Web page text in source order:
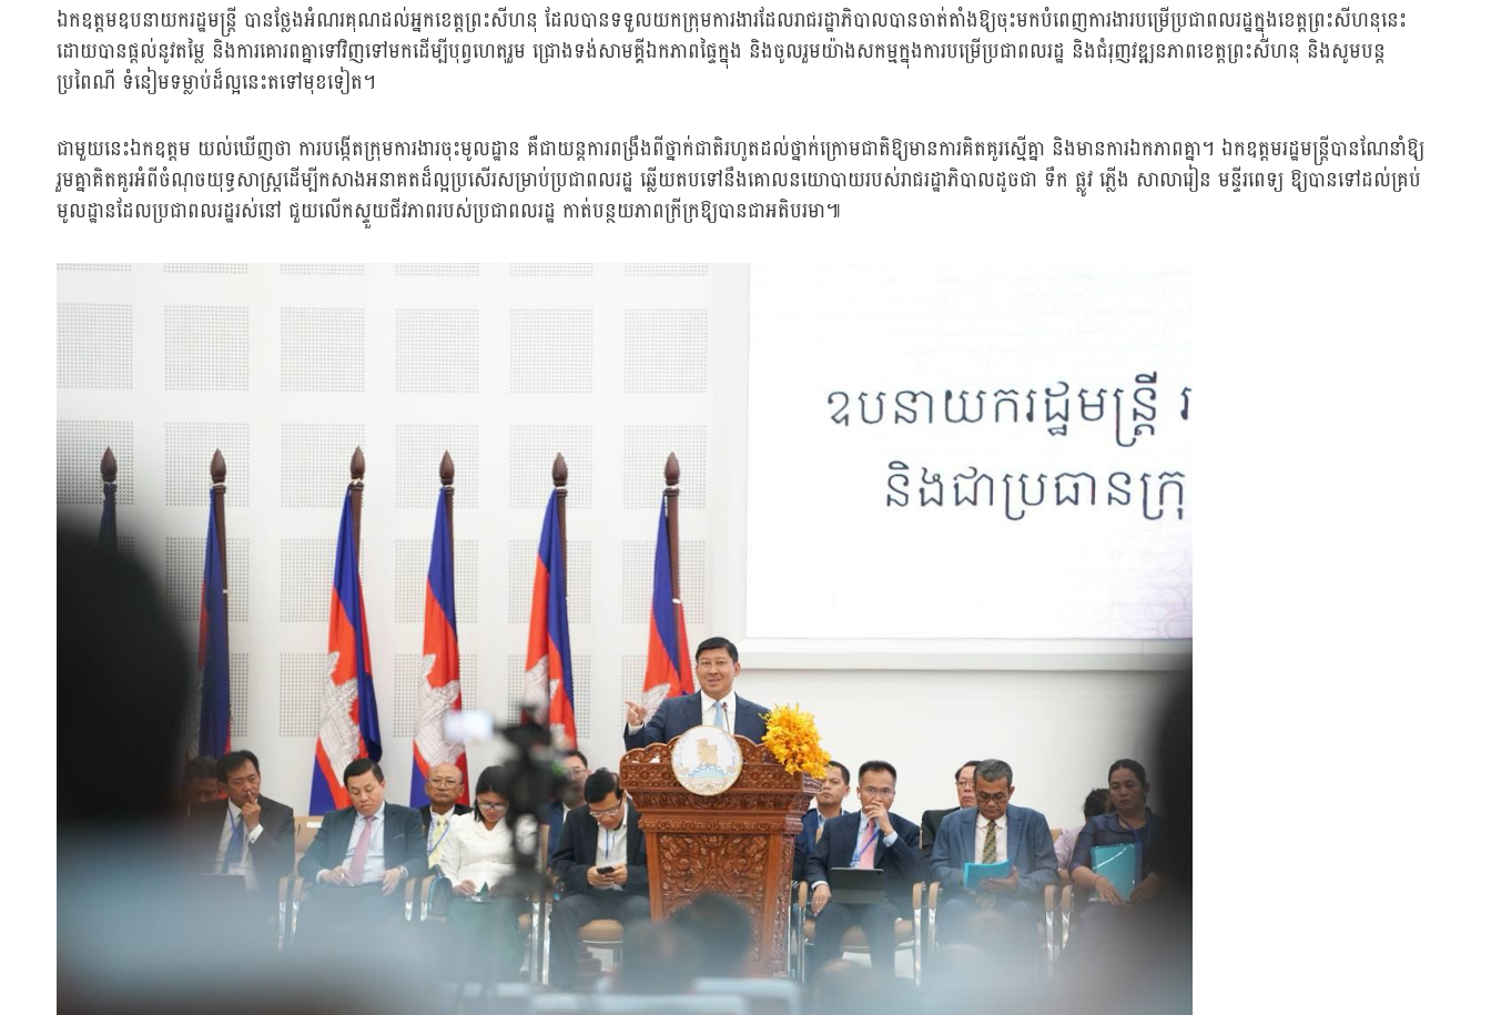
ឯកឧត្តមឧបនាយករដ្ឋមន្ត្រី បានថ្លែងអំណរគុណដល់អ្នកខេត្តព្រះសីហនុ ដែលបានទទួលយកក្រុមការងារដែលរាជរដ្ឋាភិបាលបានចាត់តាំងឱ្យចុះមកបំពេញការងារបម្រើប្រជាពលរដ្ឋក្នុងខេត្តព្រះសីហនុនេះ
ដោយបានផ្ដល់នូវតម្លៃ និងការគោរពគ្នាទៅវិញទៅមកដើម្បីបុព្វហេតុរួម ជ្រោងទង់សាមគ្គីឯកភាពផ្ទៃក្នុង និងចូលរួមយ៉ាងសកម្មក្នុងការបម្រើប្រជាពលរដ្ឋ និងជំរុញវឌ្ឍនភាពខេត្តព្រះសីហនុ និងសូមបន្ត
ប្រពៃណី ទំនៀមទម្លាប់ដ៏ល្អនេះតទៅមុខទៀត។
ជាមួយនេះឯកឧត្តម យល់ឃើញថា ការបង្កើតក្រុមការងារចុះមូលដ្ឋាន គឺជាយន្តការពង្រឹងពីថ្នាក់ជាតិរហូតដល់ថ្នាក់ក្រោមជាតិឱ្យមានការគិតគូរស្មើគ្នា និងមានការឯកភាពគ្នា។ ឯកឧត្តមរដ្ឋមន្ត្រីបានណែនាំឱ្យ
រួមគ្នាគិតគូរអំពីចំណុចយុទ្ធសាស្ត្រដើម្បីកសាងអនាគតដ៏ល្អប្រសើរសម្រាប់ប្រជាពលរដ្ឋ ឆ្លើយតបទៅនឹងគោលនយោបាយរបស់រាជរដ្ឋាភិបាលដូចជា ទឹក ផ្លូវ ភ្លើង សាលារៀន មន្ទីរពេទ្យ ឱ្យបានទៅដល់គ្រប់
មូលដ្ឋានដែលប្រជាពលរដ្ឋរស់នៅ ជួយលើកស្ទួយជីវភាពរបស់ប្រជាពលរដ្ឋ កាត់បន្ថយភាពក្រីក្រឱ្យបានជាអតិបរមា៕